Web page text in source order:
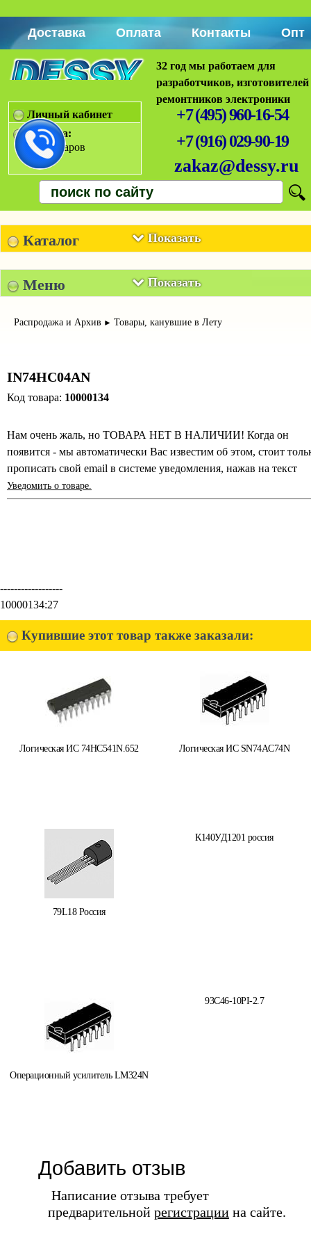
Доставка Оплата Контакты Опт
32 год мы работаем для
разработчиков,
ремонтников электроники
+7 (495) 960-16-54
+7 (916) 029-90-19
zakaz@dessy.ru
Личный кабинет
Корзина:
Нет товаров
Показать
Каталог
Показать
Меню
Распродажа и Архив ► Товары, канувшие в Лету
IN74HC04AN
Код товара: 10000134
Нам очень жаль, но ТОВАРА НЕТ В НАЛИЧИИ! Когда он
появится - мы автоматически Вас известим об этом, стоит
прописать свой email в системе уведомления, нажав на текст
Уведомить о товаре.
------------------
10000134:27
Купившие этот товар также заказали:
Логическая ИС 74HC541N.652 Логическая ИС SN74AC74N
79L18 Россия
К140УД1201 россия
Операционный усилитель LM324N
93C46-10PI-2.7
Добавить отзыв
Написание отзыва требует
предварительной регистрации на сайте.